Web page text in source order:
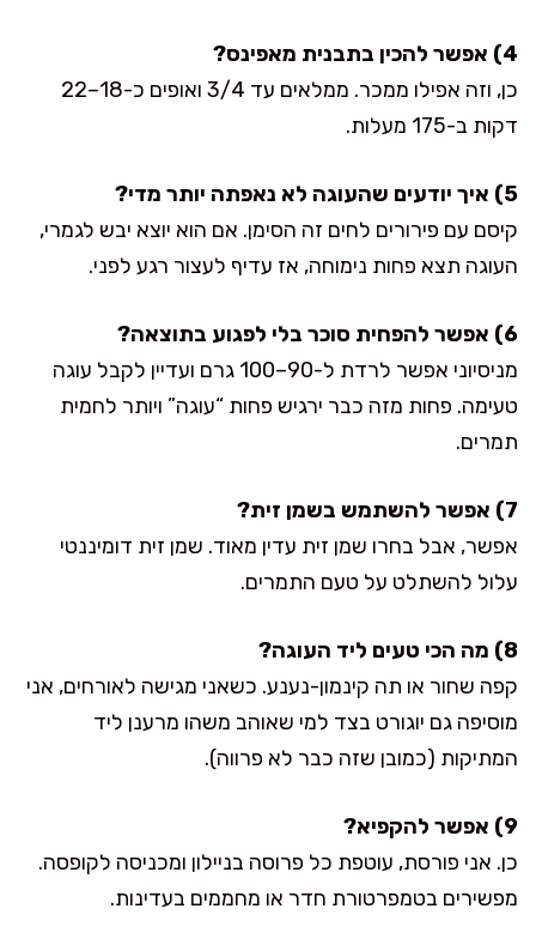
4) אפשר להכין בתבנית מאפינס?
כן, וזה אפילו ממכר. ממלאים עד 3/4 ואופים כ-18–22
דקות ב-175 מעלות.
5) איך יודעים שהעוגה לא נאפתה יותר מדי?
קיסם עם פירורים לחים זה הסימן. אם הוא יוצא יבש לגמרי,
העוגה תצא פחות נימוחה, אז עדיף לעצור רגע לפני.
6) אפשר להפחית סוכר בלי לפגוע בתוצאה?
מניסיוני אפשר לרדת ל-90–100 גרם ועדיין לקבל עוגה
טעימה. פחות מזה כבר ירגיש פחות “עוגה” ויותר לחמית
תמרים.
7) אפשר להשתמש בשמן זית?
אפשר, אבל בחרו שמן זית עדין מאוד. שמן זית דומיננטי
עלול להשתלט על טעם התמרים.
8) מה הכי טעים ליד העוגה?
קפה שחור או תה קינמון-נענע. כשאני מגישה לאורחים, אני
מוסיפה גם יוגורט בצד למי שאוהב משהו מרענן ליד
המתיקות (כמובן שזה כבר לא פרווה).
9) אפשר להקפיא?
כן. אני פורסת, עוטפת כל פרוסה בניילון ומכניסה לקופסה.
מפשירים בטמפרטורת חדר או מחממים בעדינות.